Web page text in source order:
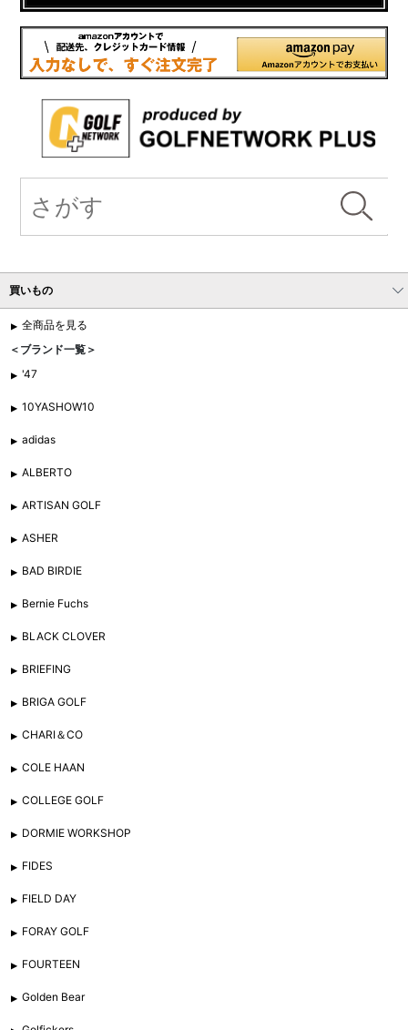
買いもの
全商品を見る
＜ブランド一覧＞
'47
10YASHOW10
adidas
ALBERTO
ARTISAN GOLF
ASHER
BAD BIRDIE
Bernie Fuchs
BLACK CLOVER
BRIEFING
BRIGA GOLF
CHARI＆CO
COLE HAAN
COLLEGE GOLF
DORMIE WORKSHOP
FIDES
FIELD DAY
FORAY GOLF
FOURTEEN
Golden Bear